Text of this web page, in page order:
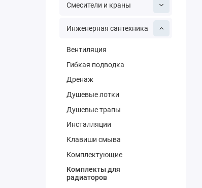
Смесители и краны
Инженерная сантехника
Вентиляция
Гибкая подводка
Дренаж
Душевые лотки
Душевые трапы
Инсталляции
Клавиши смыва
Комплектующие
Комплекты для
радиаторов